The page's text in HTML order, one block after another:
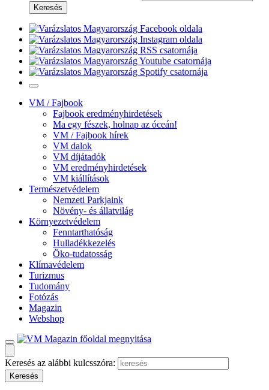
VM / Fajbook
Fajbook eredményhirdetések
Ma egy fészek, holnap az óceán!
VM / Fajbook hírek
VM dalok
VM díjátadók
VM eredményhirdetések
VM kiállítások
Természetvédelem
Nemzeti Parkjaink
Növény- és állatvilág
Környezetvédelem
Fenntarthatóság
Hulladékkezelés
Öko-tudatosság
Klímavédelem
Turizmus
Tudomány
Fotózás
Magazin
Webshop
Keresés az alábbi kulcsszóra: